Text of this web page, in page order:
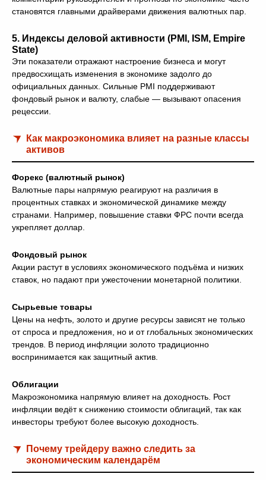
становятся главными драйверами движения валютных пар.
5. Индексы деловой активности (PMI, ISM, Empire
State)
Эти показатели отражают настроение бизнеса и могут
предвосхищать изменения в экономике задолго до
официальных данных. Сильные PMI поддерживают
фондовый рынок и валюту, слабые — вызывают опасения
рецессии.
Как макроэкономика влияет на разные классы
активов
Форекс (валютный рынок)
Валютные пары напрямую реагируют на различия в
процентных ставках и экономической динамике между
странами. Например, повышение ставки ФРС почти всегда
укрепляет доллар.
Фондовый рынок
Акции растут в условиях экономического подъёма и низких
ставок, но падают при ужесточении монетарной политики.
Сырьевые товары
Цены на нефть, золото и другие ресурсы зависят не только
от спроса и предложения, но и от глобальных экономических
трендов. В период инфляции золото традиционно
воспринимается как защитный актив.
Облигации
Макроэкономика напрямую влияет на доходность. Рост
инфляции ведёт к снижению стоимости облигаций, так как
инвесторы требуют более высокую доходность.
Почему трейдеру важно следить за
экономическим календарём